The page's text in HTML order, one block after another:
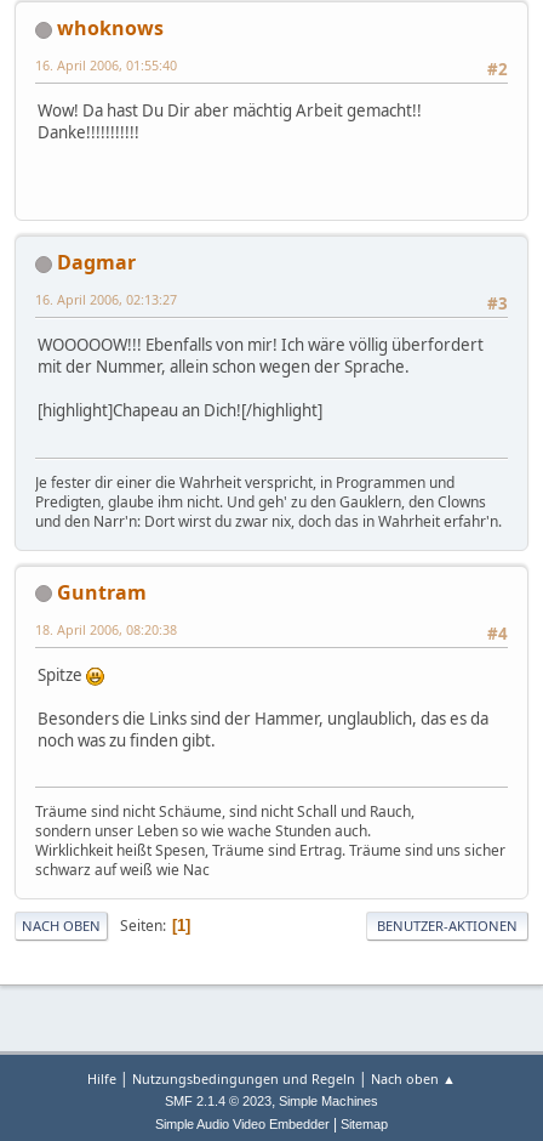
whoknows
#2
16. April 2006, 01:55:40
Wow! Da hast Du Dir aber mächtig Arbeit gemacht!!
Danke!!!!!!!!!!!
Dagmar
#3
16. April 2006, 02:13:27
WOOOOOW!!! Ebenfalls von mir! Ich wäre völlig überfordert
mit der Nummer, allein schon wegen der Sprache.
[highlight]Chapeau an Dich![/highlight]
Je fester dir einer die Wahrheit verspricht, in Programmen und
Predigten, glaube ihm nicht. Und geh' zu den Gauklern, den Clowns
und den Narr'n: Dort wirst du zwar nix, doch das in Wahrheit erfahr'n.
Guntram
#4
18. April 2006, 08:20:38
Spitze
Besonders die Links sind der Hammer, unglaublich, das es da
noch was zu finden gibt.
Träume sind nicht Schäume, sind nicht Schall und Rauch,
sondern unser Leben so wie wache Stunden auch.
Wirklichkeit heißt Spesen, Träume sind Ertrag. Träume sind uns sicher
schwarz auf weiß wie Nac
NACH OBEN Seiten 1 BENUTZER-AKTIONEN
Hilfe | Nutzungsbedingungen und Regeln | Nach oben ▲
SMF 2.1.4 © 2023, Simple Machines
Simple Audio Video Embedder
Sitemap